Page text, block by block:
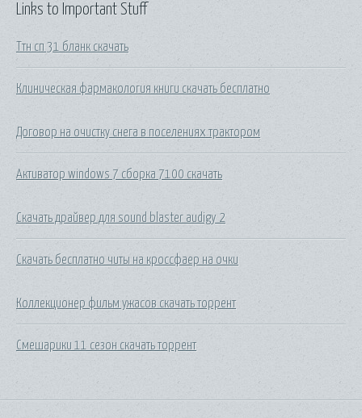
Links to Important Stuff
Ттн сп 31 бланк скачать
Клиническая фармакология книги скачать бесплатно
Договор на очистку снега в поселениях трактором
Активатор windows 7 сборка 7100 скачать
Скачать драйвер для sound blaster audigy 2
Скачать бесплатно читы на кроссфаер на очки
Коллекционер фильм ужасов скачать торрент
Смешарики 11 сезон скачать торрент